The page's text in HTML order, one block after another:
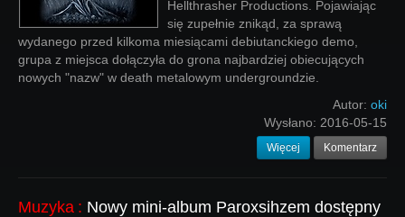
Hellthrasher Productions. Pojawiając
się zupełnie znikąd, za sprawą
wydanego przed kilkoma miesiącami debiutanckiego demo,
grupa z miejsca dołączyła do grona najbardziej obiecujących
nowych "nazw" w death metalowym undergroundzie.
Autor: oki
Wysłano: 2016-05-15
Więcej Komentarz
Muzyka : Nowy mini-album Paroxsihzem dostępny